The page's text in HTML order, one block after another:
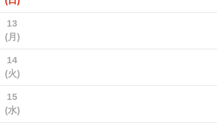
13
(月)
14
(火)
15
(水)